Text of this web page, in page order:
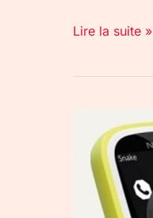
Lire la suite »
« Nokia
3310
4G »,
quand